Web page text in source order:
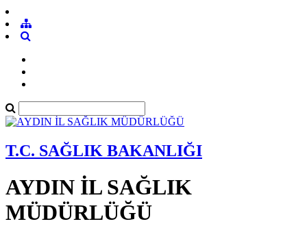
T.C. SAĞLIK BAKANLIĞI
AYDIN İL SAĞLIK
MÜDÜRLÜĞÜ